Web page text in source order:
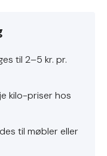
til 2–5 kr. pr.
kilo-priser hos
til møbler eller